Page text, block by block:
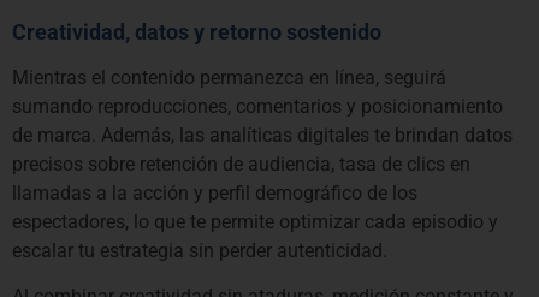
Creatividad, datos y retorno sostenido
Mientras el contenido permanezca en línea, seguirá
sumando reproducciones, comentarios y posicionamiento
de marca. Además, las analíticas digitales te brindan datos
precisos sobre retención de audiencia, tasa de clics en
llamadas a la acción y perfil demográfico de los
espectadores, lo que te permite optimizar cada episodio y
escalar tu estrategia sin perder autenticidad.